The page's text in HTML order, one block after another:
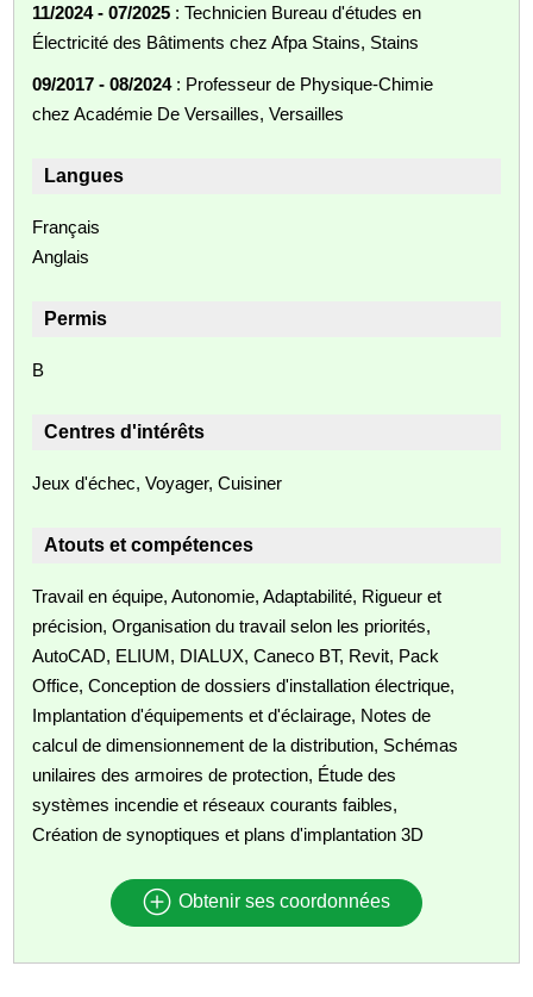
11/2024 - 07/2025 : Technicien Bureau d'études en
Électricité des Bâtiments chez Afpa Stains, Stains
09/2017 - 08/2024: Professeur de Physique‑Chimie
chez Académie De Versailles, Versailles
Langues
Français
Anglais
Permis
B
Centres d'intérêts
Jeux d'échec, Voyager, Cuisiner
Atouts et compétences
Travail en équipe, Autonomie, Adaptabilité, Rigueur et
précision, Organisation du travail selon les priorités,
AutoCAD, ELIUM, DIALUX, Caneco BT, Revit, Pack
Office, Conception de dossiers d'installation électrique,
Implantation d'équipements et d'éclairage, Notes de
calcul de dimensionnement de la distribution, Schémas
unilaires des armoires de protection, Étude des
systèmes incendie et réseaux courants faibles,
Création de synoptiques et plans d'implantation 3D
Obtenir ses coordonnées